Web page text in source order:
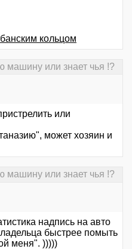
кольцом
машину или знает чья !?
или
может хозяин и
машину или знает чья !?
надпись на авто
быстрее помыть
меня". )))))